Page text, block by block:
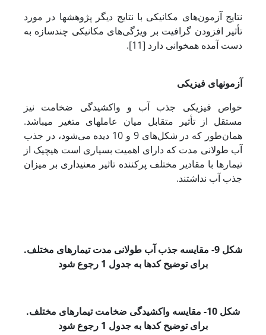
نتایج آزمون‌های مکانیکی با نتایج دیگر پژوهش­ها در مورد
تأثیر افزودن گرافیت بر ویژگی‌های مکانیکی چندسازه به
دست آمده همخوانی دارد [11].
آزمون‏های فیزیکی
خواص فیزیکی جذب آب و واکشیدگی ضخامت نیز
مستقل از تأثیر متقابل میان عامل­های متغیر می­باشد.
همان‌طور که در شکل‌های 9 و 10 دیده می‌شود، در جذب
آب طولانی مدت که دارای اهمیت بسیاری است هیچ­یک از
تیمارها با مقادیر مختلف پرکننده تاثیر معنی‏داری بر میزان
جذب آب نداشتند.
شکل 9- مقایسه جذب آب طولانی مدت تیمارهای مختلف.
برای توضیح کدها به جدول 1 رجوع شود
شکل 10- مقایسه واکشیدگی ضخامت تیمارهای مختلف.
برای توضیح کدها به جدول 1 رجوع شود